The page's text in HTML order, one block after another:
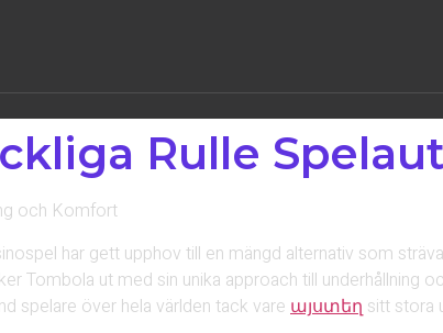
Rulle
och Komfort
har gett upphov till en mängd alternativ som
Tombola ut med sin unika approach till underhållning
spelare över hela världen tack vare այստեղ sitt stora